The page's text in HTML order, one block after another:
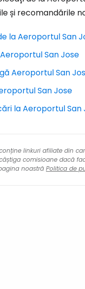
și recomandările
la Aeroportul San
San Jose
Aeroportul San
San Jose
la Aeroportul San
linkuri afiliate din
comisioane dacă
noastră Politica de